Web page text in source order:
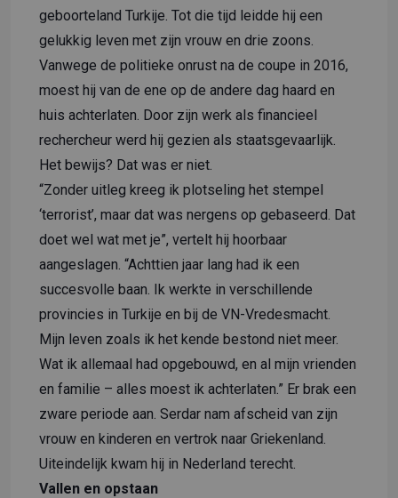
geboorteland Turkije. Tot die tijd leidde hij een
gelukkig leven met zijn vrouw en drie zoons.
Vanwege de politieke onrust na de coupe in 2016,
moest hij van de ene op de andere dag haard en
huis achterlaten. Door zijn werk als financieel
rechercheur werd hij gezien als staatsgevaarlijk.
Het bewijs? Dat was er niet.
“Zonder uitleg kreeg ik plotseling het stempel
‘terrorist’, maar dat was nergens op gebaseerd. Dat
doet wel wat met je”, vertelt hij hoorbaar
aangeslagen. “Achttien jaar lang had ik een
succesvolle baan. Ik werkte in verschillende
provincies in Turkije en bij de VN-Vredesmacht.
Mijn leven zoals ik het kende bestond niet meer.
Wat ik allemaal had opgebouwd, en al mijn vrienden
en familie – alles moest ik achterlaten.” Er brak een
zware periode aan. Serdar nam afscheid van zijn
vrouw en kinderen en vertrok naar Griekenland.
Uiteindelijk kwam hij in Nederland terecht.
Vallen en opstaan